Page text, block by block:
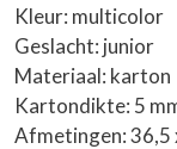
Kleur: multicolor
Geslacht: junior
Materiaal: karton
Kartondikte: 5
Afmetingen: 36,5